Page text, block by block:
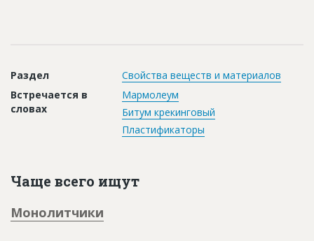
Раздел
Свойства веществ и материалов
Встречается в
словах
Мармолеум
Битум крекинговый
Пластификаторы
Чаще всего ищут
Монолитчики